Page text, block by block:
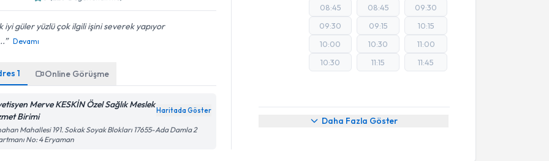
iyi güler yüzlü çok ilgili işini severek yapıyor
Devamı
1 Online Görüşme
Merve KESKİN Özel Sağlık Meslek
Birimi
Haritada Göster
Mahallesi 191. Sokak Soyak Blokları 17655-Ada Damla 2
No: 4 Eryaman
08:45
09:30
10:00
10:30
08:45
09:15
10:30
11:15
09:30
10:15
11:00
11:45
Daha Fazla Göster